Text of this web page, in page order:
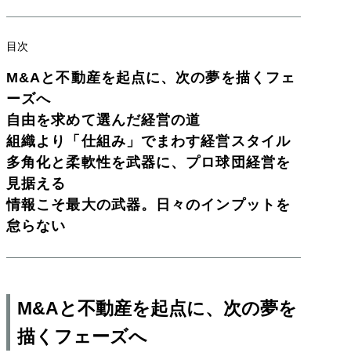
目次
M&Aと不動産を起点に、次の夢を描くフェ
ーズへ
自由を求めて選んだ経営の道
組織より「仕組み」でまわす経営スタイル
多角化と柔軟性を武器に、プロ球団経営を
見据える
情報こそ最大の武器。日々のインプットを
怠らない
M&Aと不動産を起点に、次の夢を
描くフェーズへ